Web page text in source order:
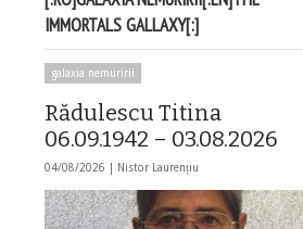
IMMORTALS GALLAXY[:]
galaxia nemuririi
Rădulescu Titina
06.09.1942 – 03.08.2026
04/08/2026 | Nistor Laurențiu